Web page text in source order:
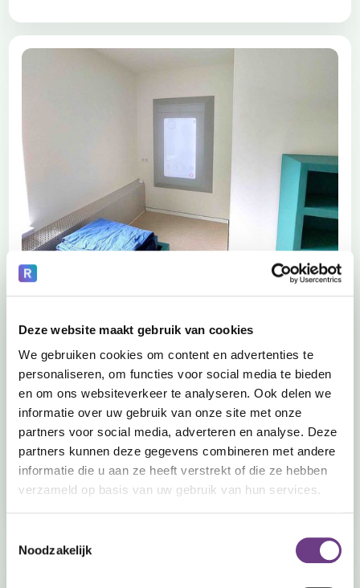
Deze website maakt gebruik van cookies
We gebruiken cookies om content en advertenties te
personaliseren, om functies voor social media te bieden
en om ons websiteverkeer te analyseren. Ook delen we
informatie over uw gebruik van onze site met onze
partners voor social media, adverteren en analyse. Deze
partners kunnen deze gegevens combineren met andere
informatie die u aan ze heeft verstrekt of die ze hebben
verzameld op basis van uw gebruik van hun services.
Noodzakelijk
GGZ
Veilig in contact blijven met cliënten
De Van der Hoeven Kliniek is een kliniek voor forensische
psychiatrie. De patiënten hebben een strafmaatregel en er
is sprake van complexe psychiatrische problematiek. Met
CoWin Halo kunnen...
Read more